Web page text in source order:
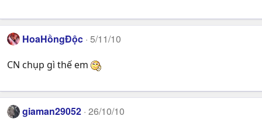
HoaHồngĐộc 5/11/10
CN chụp gì thế em
giaman29052 26/10/10